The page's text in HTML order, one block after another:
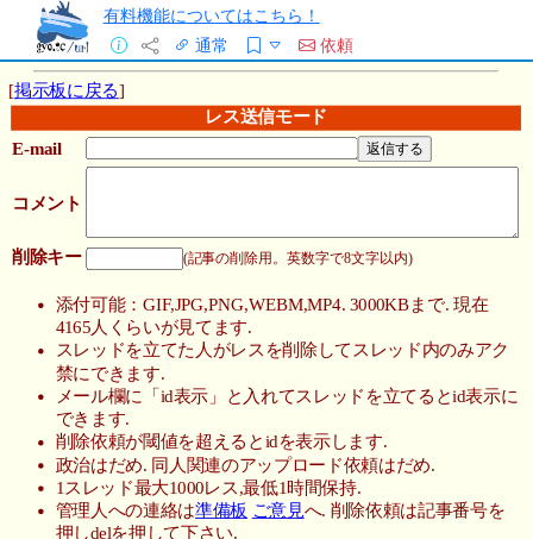
有料機能についてはこちら！
通常
依頼